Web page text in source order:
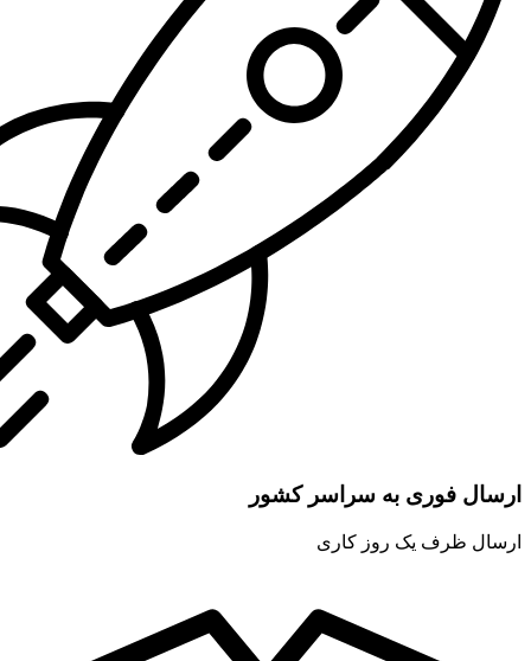
ارسال فوری به سراسر کشور
ارسال ظرف یک روز کاری